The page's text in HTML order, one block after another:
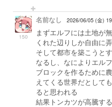
150
名前なし 2026/06/05 (金)
まずエルフには土地が
くれた辺りしか自由に
そして都市を築こうと
なるし、なによりエル
ブロックを作るために
えてくる世界だとして
ると思われる
結果トンカツが高騰す